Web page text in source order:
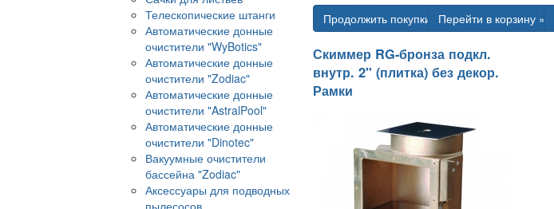
Телескопические штанги
Автоматические донные
очистители "WyBotics"
Автоматические донные
очистители "Zodiac"
Автоматические донные
очистители "AstralPool"
Автоматические донные
очистители "Dinotec"
Вакуумные очистители
бассейна "Zodiac"
Аксессуары для подводных
пылесосов
Продолжить покупки Перейти в корзину »
Скиммер RG-бронза подкл.
внутр. 2" (плитка) без декор.
Рамки